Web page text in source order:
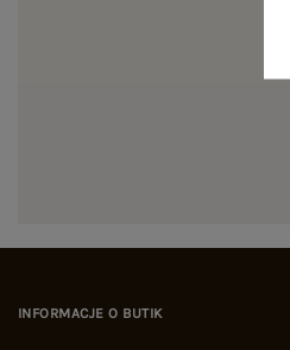
INFORMACJE O BUTIK